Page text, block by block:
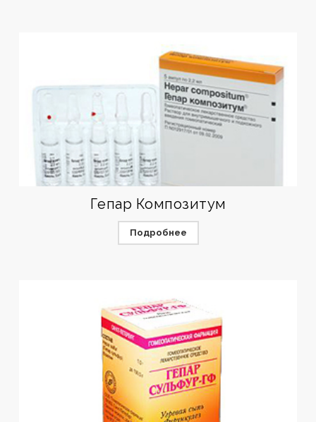
Гепар Композитум
Подробнее